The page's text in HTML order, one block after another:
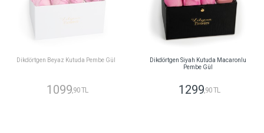
Dikdörtgen Beyaz Kutuda Pembe Gül
1099,90 TL
Dikdörtgen Siyah Kutuda Macaronlu
Pembe Gül
1299,90 TL